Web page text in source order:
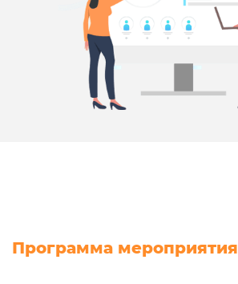
Программа мероприятия